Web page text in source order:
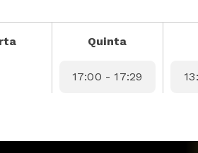
Quinta
17:00 - 17:29